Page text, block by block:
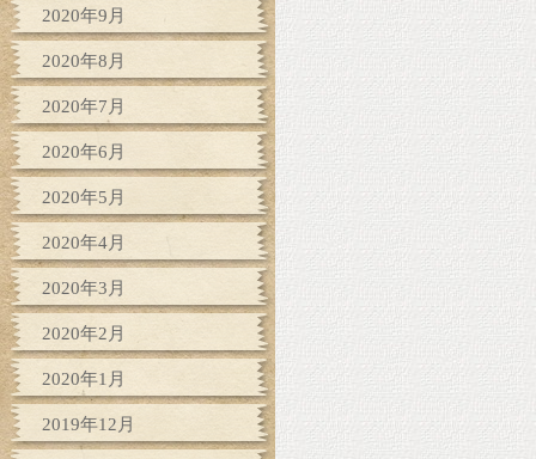
2020年9月
2020年8月
2020年7月
2020年6月
2020年5月
2020年4月
2020年3月
2020年2月
2020年1月
2019年12月